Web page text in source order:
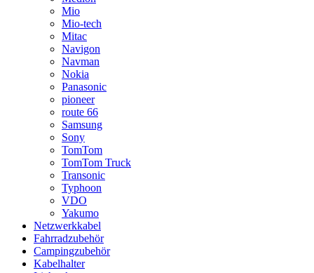
Mio
Mio-tech
Mitac
Navigon
Navman
Nokia
Panasonic
pioneer
route 66
Samsung
Sony
TomTom
TomTom Truck
Transonic
Typhoon
VDO
Yakumo
Netzwerkkabel
Fahrradzubehör
Campingzubehör
Kabelhalter